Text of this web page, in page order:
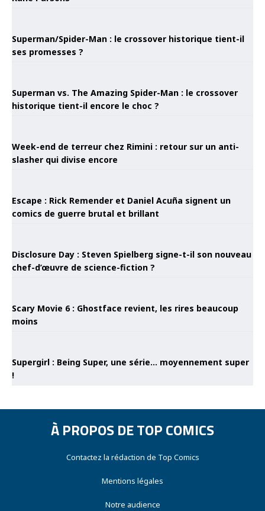
Superman/Spider-Man : le crossover historique tient-il
ses promesses ?
Superman vs. The Amazing Spider-Man : le crossover
historique tient-il encore le choc ?
Week-end de terreur chez Rimini : retour sur un anti-
slasher qui divise encore
Escape : Rick Remender et Daniel Acuña signent un
comics de guerre brutal et brillant
Disclosure Day : Steven Spielberg signe-t-il son nouveau
chef-d’œuvre de science-fiction ?
Scary Movie 6 : Ghostface revient, les rires beaucoup
moins
Supergirl : Being Super, une série… moyennement super
!
À PROPOS DE TOP COMICS
Contactez la rédaction de Top Comics
Mentions légales
Notre audience